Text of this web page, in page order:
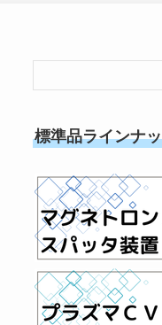
標準品ラインナ